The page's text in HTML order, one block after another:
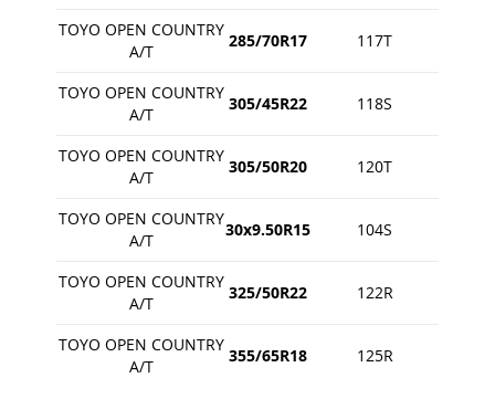
TOYO OPEN COUNTRY
A/T
285/70R17 117T
TOYO OPEN COUNTRY
A/T
305/45R22 118S
TOYO OPEN COUNTRY
A/T
305/50R20 120T
TOYO OPEN COUNTRY
A/T
30x9.50R15 104S
TOYO OPEN COUNTRY
A/T
325/50R22 122R
TOYO OPEN COUNTRY
A/T
355/65R18 125R